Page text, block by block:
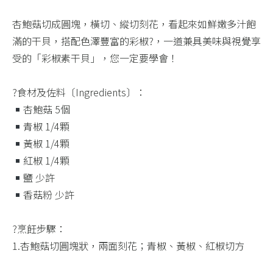
杏鮑菇切成圓塊，橫切、縱切刻花，看起來如鮮嫩多汁飽
滿的干貝，搭配色澤豐富的彩椒?，一道兼具美味與視覺享
受的「彩椒素干貝」，您一定要學會！​
?食材及佐料〔Ingredients〕：​
杏鮑菇 5個​
青椒 1/4顆​
黃椒 1/4顆​
紅椒 1/4顆​
鹽 少許​
香菇粉 少許​
?烹飪步驟：​
1.杏鮑菇切圓塊狀，兩面刻花；青椒、黃椒、紅椒切方